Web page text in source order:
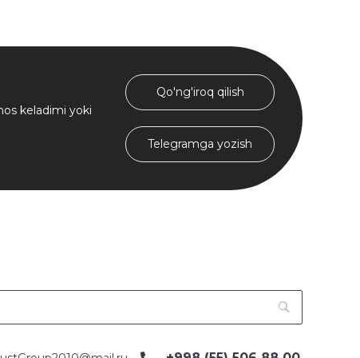
keladimi yoki
Qo'ng'iroq qilish
Telegramga yozish